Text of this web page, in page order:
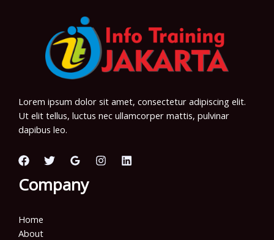
Lorem ipsum dolor sit amet, consectetur adipiscing elit.
Ut elit tellus, luctus nec ullamcorper mattis, pulvinar
dapibus leo.
Company
Home
About